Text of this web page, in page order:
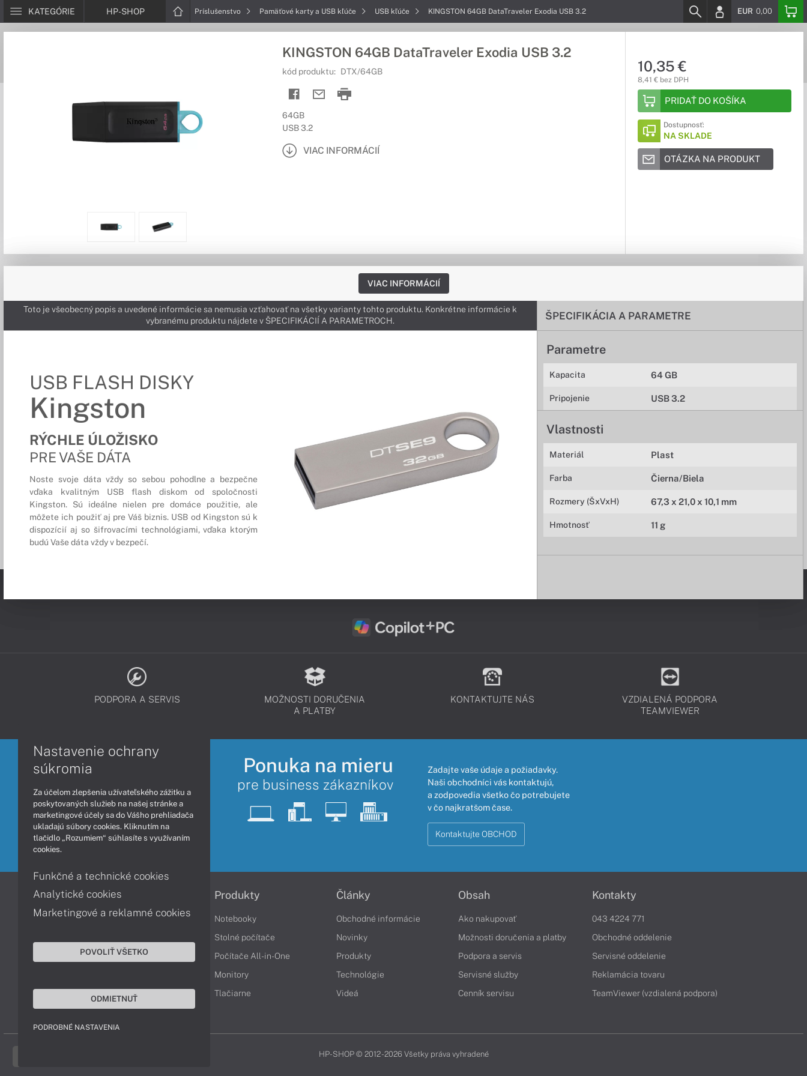
KATEGÓRIE HP-SHOP Príslušenstvo Pamäťové karty a USB kľúče USB kľúče KINGSTON 64GB DataTraveler Exodia USB 3.2 EUR 0,00
KINGSTON 64GB DataTraveler Exodia USB 3.2
kód produktu: DTX/64GB
64GB
USB 3.2
VIAC INFORMÁCIÍ
10,35 €
8,41 € bez DPH
PRIDAŤ DO KOŠÍKA
Dostupnosť:
NA SKLADE
OTÁZKA NA PRODUKT
VIAC INFORMÁCIÍ
ŠPECIFIKÁCIA A PARAMETRE
Parametre
Kapacita 64 GB
Pripojenie USB 3.2
Vlastnosti
Materiál Plast
Farba Čierna/Biela
Rozmery (ŠxVxH) 67,3 x 21,0 x 10,1 mm
Hmotnosť 11 g
Toto je všeobecný popis a uvedené informácie sa nemusia vzťahovať na všetky varianty tohto produktu. Konkrétne informácie k
vybranému produktu nájdete v ŠPECIFIKÁCIÍ A PARAMETROCH.
USB FLASH DISKY
Kingston
RÝCHLE ÚLOŽISKO
PRE VAŠE DÁTA
Noste svoje dáta vždy so sebou pohodlne a bezpečne
vďaka kvalitným USB flash diskom od spoločnosti
Kingston. Sú ideálne nielen pre domáce použitie, ale
môžete ich použiť aj pre Váš biznis. USB od Kingston sú k
dispozícií aj so šifrovacími technológiami, vďaka ktorým
budú Vaše dáta vždy v bezpečí.
PODPORA A SERVIS
MOŽNOSTI DORUČENIA
A PLATBY
KONTAKTUJTE NÁS
VZDIALENÁ PODPORA
TEAMVIEWER
Ponuka na mieru
pre business zákazníkov
Zadajte vaše údaje a požiadavky.
Naši obchodníci vás kontaktujú,
a zodpovedia všetko čo potrebujete
v čo najkratšom čase.
Kontaktujte OBCHOD
Informácie
Obchodné podmienky
Ochrana osobných údajov
Vyhlásenie o prístupnosti
Cookies
Produkty
Notebooky
Stolné počítače
Počítače All-in-One
Monitory
Tlačiarne
Články
Obchodné informácie
Novinky
Produkty
Technológie
Videá
Obsah
Ako nakupovať
Možnosti doručenia a platby
Podpora a servis
Servisné služby
Cenník servisu
Kontakty
043 4224 771
Obchodné oddelenie
Servisné oddelenie
Reklamácia tovaru
TeamViewer (vzdialená podpora)
HP-SHOP © 2012 - 2026 Všetky práva vyhradené
Nastavenie ochrany
súkromia
Za účelom zlepšenia užívateľského zážitku a
poskytovaných služieb na našej stránke a
marketingové účely sa do Vášho prehliadača
ukladajú súbory cookies. Kliknutím na
tlačidlo „Rozumiem“ súhlasíte s využívaním
cookies.
Funkčné a technické cookies
Analytické cookies
Marketingové a reklamné cookies
POVOLIŤ VŠETKO
ODMIETNUŤ
PODROBNÉ NASTAVENIA